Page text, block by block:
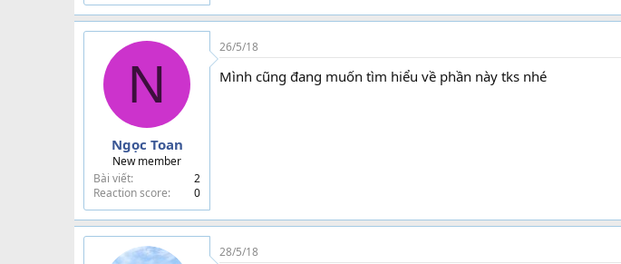
a
t
i
o
N
Ngọc Toan
New member
Bài viết
2
Reaction score
0
26/5/18
Mình cũng đang muốn tìm hiểu về phần này tks nhé
28/5/18